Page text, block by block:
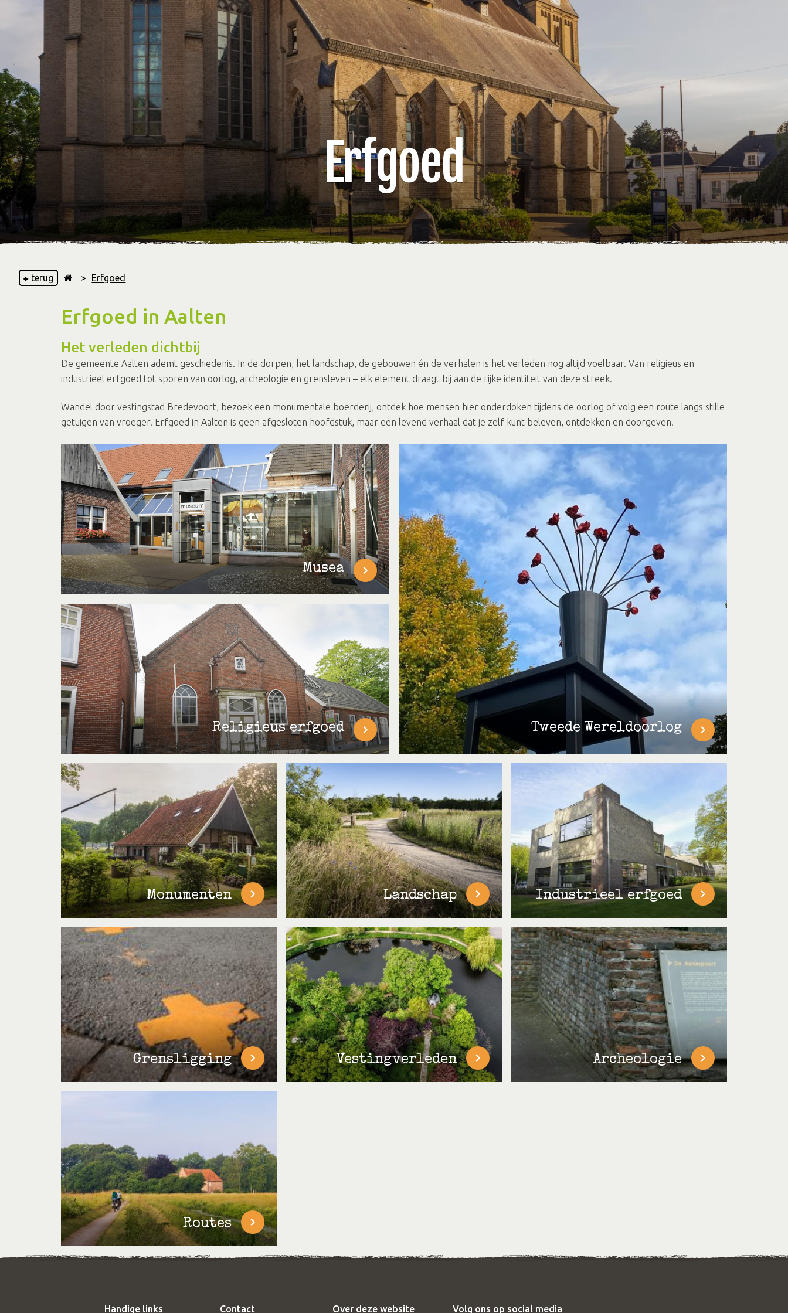
Erfgoed
terug > Erfgoed
Erfgoed in Aalten
Het verleden dichtbij
De gemeente Aalten ademt geschiedenis. In de dorpen, het landschap, de gebouwen én de verhalen is het verleden nog altijd voelbaar. Van religieus en
industrieel erfgoed tot sporen van oorlog, archeologie en grensleven – elk element draagt bij aan de rijke identiteit van deze streek.
Wandel door vestingstad Bredevoort, bezoek een monumentale boerderij, ontdek hoe mensen hier onderdoken tijdens de oorlog of volg een route langs stille
getuigen van vroeger. Erfgoed in Aalten is geen afgesloten hoofdstuk, maar een levend verhaal dat je zelf kunt beleven, ontdekken en doorgeven.
Musea
Religieus erfgoed Tweede Wereldoorlog
Monumenten Landschap Industrieel erfgoed
Grensligging Vestingverleden Archeologie
Routes
Handige links Contact Over deze website Volg ons op social media